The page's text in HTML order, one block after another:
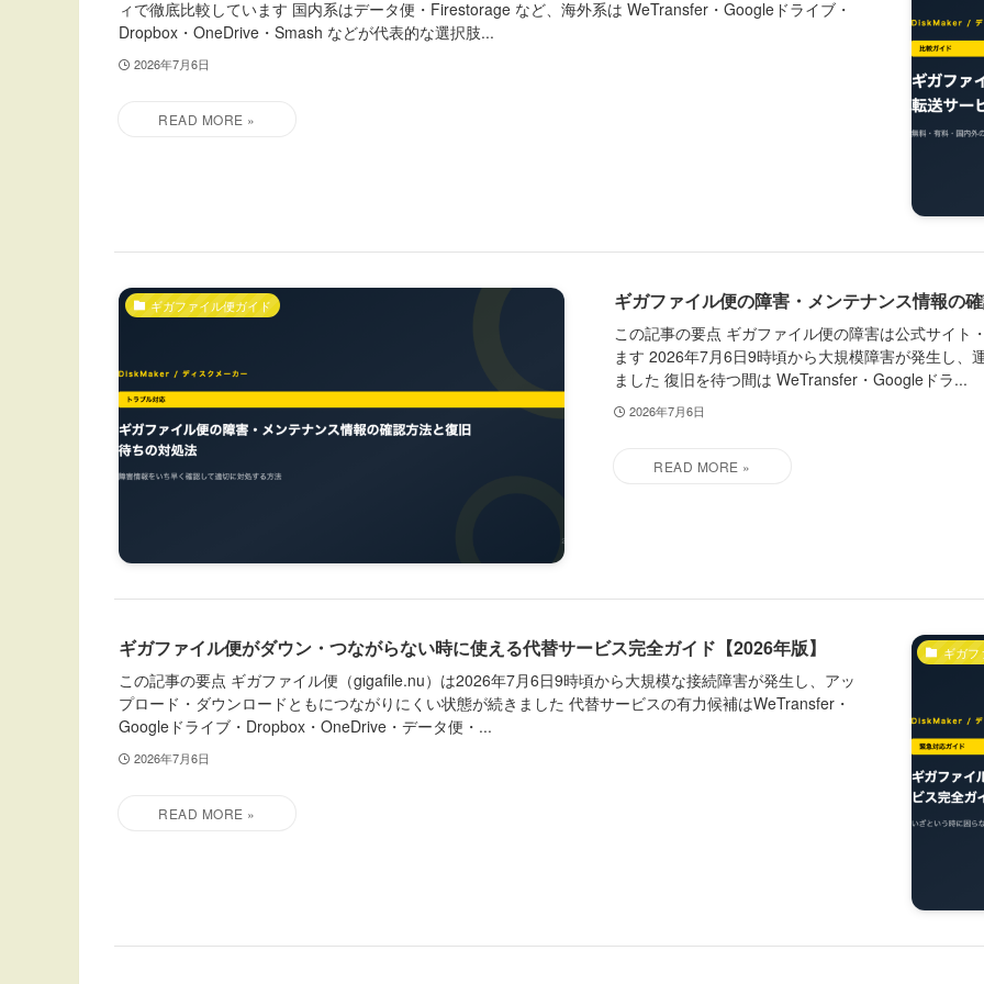
ィで徹底比較しています 国内系はデータ便・Firestorage など、海外系は WeTransfer・Googleドライブ・
Dropbox・OneDrive・Smash などが代表的な選択肢...
2026年7月6日
ギガファイル便ガイド ギガファイル便の障害・メンテナンス情報の
この記事の要点 ギガファイル便の障害は公式サイ
ます 2026年7月6日9時頃から大規模障害が発生し
ました 復旧を待つ間は WeTransfer・Googleドラ...
2026年7月6日
ギガフ
ギガファイル便がダウン・つながらない時に使える代替サービス完全ガイド【2026年版】
この記事の要点 ギガファイル便（gigafile.nu）は2026年7月6日9時頃から大規模な接続障害が発生し、アッ
プロード・ダウンロードともにつながりにくい状態が続きました 代替サービスの有力候補はWeTransfer・
Googleドライブ・Dropbox・OneDrive・データ便・...
2026年7月6日